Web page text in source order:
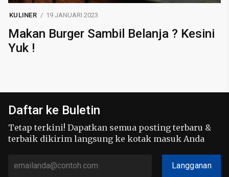
KULINER 19 JANUARI 2023
Makan Burger Sambil Belanja ? Kesini
Yuk !
Daftar ke Buletin
Tetap terkini! Dapatkan semua posting terbaru &
terbaik dikirim langsung ke kotak masuk Anda
Langganan